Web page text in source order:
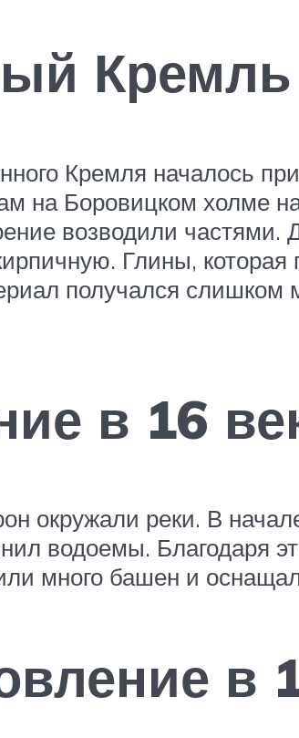
Кремль
Кремля началось
на Боровицком холме
возводили
Глины,
получался слишком
в 16
окружали реки. В
водоемы. Благодаря
много башен и
в